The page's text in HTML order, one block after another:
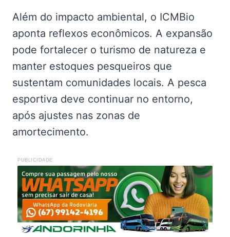
Além do impacto ambiental, o ICMBio
aponta reflexos econômicos. A expansão
pode fortalecer o turismo de natureza e
manter estoques pesqueiros que
sustentam comunidades locais. A pesca
esportiva deve continuar no entorno,
após ajustes nas zonas de
amortecimento.
PUBLICIDADE